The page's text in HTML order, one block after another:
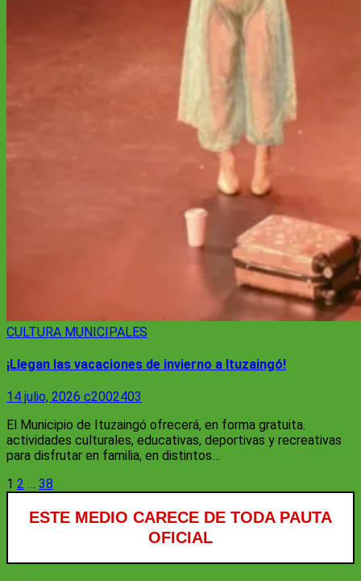
CULTURA MUNICIPALES
¡Llegan las vacaciones de invierno a Ituzaingó!
14 julio, 2026 c2002403
El Municipio de Ituzaingó ofrecerá, en forma gratuita.
actividades culturales, educativas, deportivas y recreativas
para disfrutar en familia, en distintos…
Paginación
1 2 … 38
ESTE MEDIO CARECE DE TODA PAUTA
OFICIAL